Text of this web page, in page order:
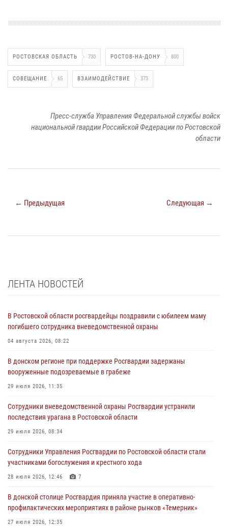
РОСТОВСКАЯ ОБЛАСТЬ 730 РОСТОВ-НА-ДОНУ 800
СОВЕЩАНИЕ 65 ВЗАИМОДЕЙСТВИЕ 373
Пресс-служба Управления Федеральной службы войск
национальной гвардии Российской Федерации по Ростовской
области
← Предыдущая Следующая →
ЛЕНТА НОВОСТЕЙ
В Ростовской области росгвардейцы поздравили с юбилеем маму
погибшего сотрудника вневедомственной охраны
04 августа 2026, 08:22
В донском регионе при поддержке Росгвардии задержаны
вооруженные подозреваемые в грабеже
29 июля 2026, 11:35
Сотрудники вневедомственной охраны Росгвардии устранили
последствия урагана в Ростовской области
29 июля 2026, 08:34
Сотрудники Управления Росгвардии по Ростовской области стали
участниками богослужения и крестного хода
28 июля 2026, 12:46 7
В донской столице Росгвардия приняла участие в оперативно-
профилактических мероприятиях в районе рынков «Темерник»
27 июля 2026, 12:35